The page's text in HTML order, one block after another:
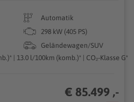
Automatik
298 kW (405 PS)
Geländewagen/SUV
| 13.0 l/100km (komb.)* | CO₂-Klasse G*
€ 85.499 ,-